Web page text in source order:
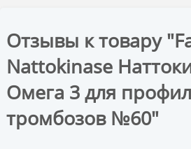
Отзывы к товару
Nattokinase
Омега 3 для
тромбозов №60"